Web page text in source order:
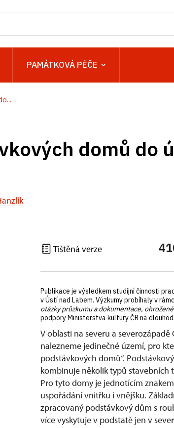
PAMÁTKOVÁ PÉČE
domů do
Tištěná verze
Publikace je výsledkem studijní činnosti
v Ústí nad Labem. Výzkumy probíhaly v
otázky průzkumu a dokumentace,
podpory Ministerstva kultury ČR na
V oblasti na severu a severozápadě
nalezneme jedinečné území, pro
podstávkových domů“.
kombinuje několik typů stavebních
Pro tyto domy je jednotícím
uspořádání vnitřku i vnějšku.
zpracovaný podstávkový dům s
více vyskytuje v podstatě jen v